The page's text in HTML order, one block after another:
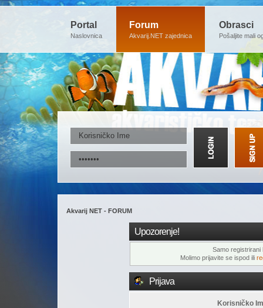
Portal
Naslovnica
Forum
Akvarij.NET zajednica
Obrasci
Pošaljite mali
Akvarij NET - FORUM
Upozorenje!
Samo registrirani
Molimo prijavite se ispod ili
Prijava
Korisničko